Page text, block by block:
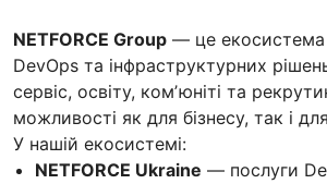
NETFORCE Group — це екосистема
DevOps та інфраструктурних
сервіс, освіту, комʼюніті та
можливості як для бізнесу, так і для
У нашій екосистемі:
NETFORCE Ukraine — послуги